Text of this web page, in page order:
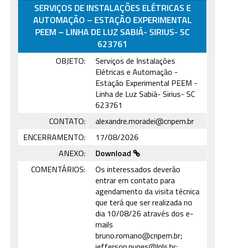
SERVIÇOS DE INSTALAÇÕES ELÉTRICAS E
AUTOMAÇÃO – ESTAÇÃO EXPERIMENTAL
PEEM – LINHA DE LUZ SABIÁ- SIRIUS- SC
623761
OBJETO:
Serviços de Instalações
Elétricas e Automação -
Estação Experimental PEEM -
Linha de Luz Sabiá- Sirius- SC
623761
CONTATO:
alexandre.moradei@cnpem.br
ENCERRAMENTO:
17/08/2026
ANEXO:
Download
COMENTÁRIOS:
Os interessados deverão
entrar em contato para
agendamento da visita técnica
que terá que ser realizada no
dia 10/08/26 através dos e-
mails
bruno.romano@cnpem.br;